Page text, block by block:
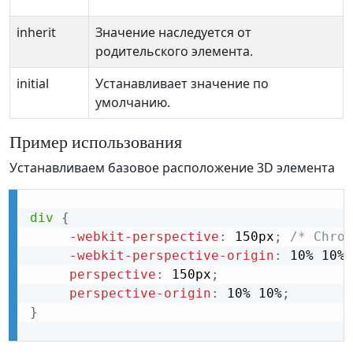
inherit
Значение наследуется от
родительского элемента.
initial
Устанавливает значение по
умолчанию.
Пример использования
Устанавливаем базовое расположение 3D элемента
div
{
-webkit-perspective : 150px ;
/*
-webkit-perspective-origin : 10% 10%
perspective : 150px ;
perspective-origin : 10% 10%;
}